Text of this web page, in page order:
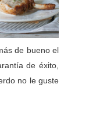
de bueno el
de éxito,
no le guste